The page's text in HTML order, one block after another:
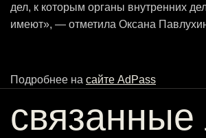
дел, к которым органы внутренних
имеют», — отметила Оксана
Подробнее на сайте AdPass